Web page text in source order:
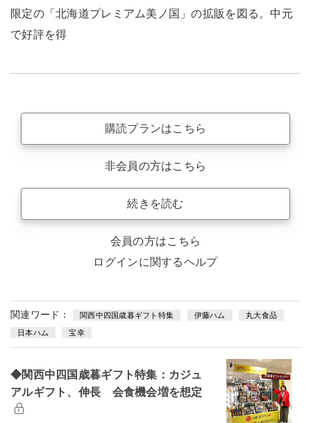
限定の「北海道プレミアム美ノ国」の拡販を図る。中元
で好評を得
購読プランはこちら
非会員の方はこちら
続きを読む
会員の方はこちら
ログインに関するヘルプ
関連ワード： 関西中四国歳暮ギフト特集 伊藤ハム 丸大食品
日本ハム 宝幸
◆関西中四国歳暮ギフト特集：カジュ
アルギフト、伸長 会食機会増を想定